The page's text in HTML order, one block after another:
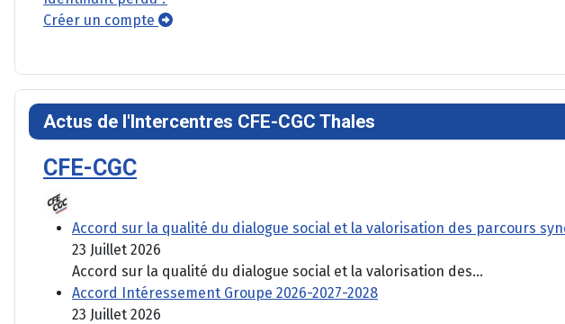
Créer un compte
Actus de l'Intercentres CFE-CGC Thales
CFE-CGC
Accord sur la qualité du dialogue social et la valorisation des parcours
23 Juillet 2026
Accord sur la qualité du dialogue social et la valorisation des...
Accord Intéressement Groupe 2026-2027-2028
23 Juillet 2026